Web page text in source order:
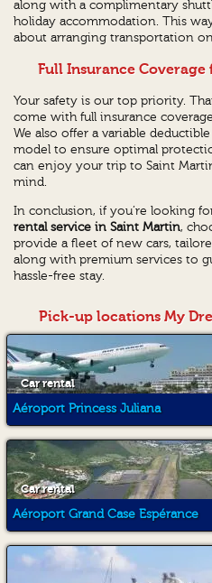
along with a complimentary
holiday accommodation. This
about arranging transportation
Full Insurance Coverage
Your safety is our top priority.
come with full insurance
We also offer a variable
model to ensure optimal
can enjoy your trip to Saint
mind.
In conclusion, if you’re looking
rental service in Saint Martin,
provide a fleet of new cars,
along with premium services to
hassle-free stay.
Pick-up locations My
Car rental
Aéroport Princess Juliana
Car rental
Aéroport Grand Case Espérance